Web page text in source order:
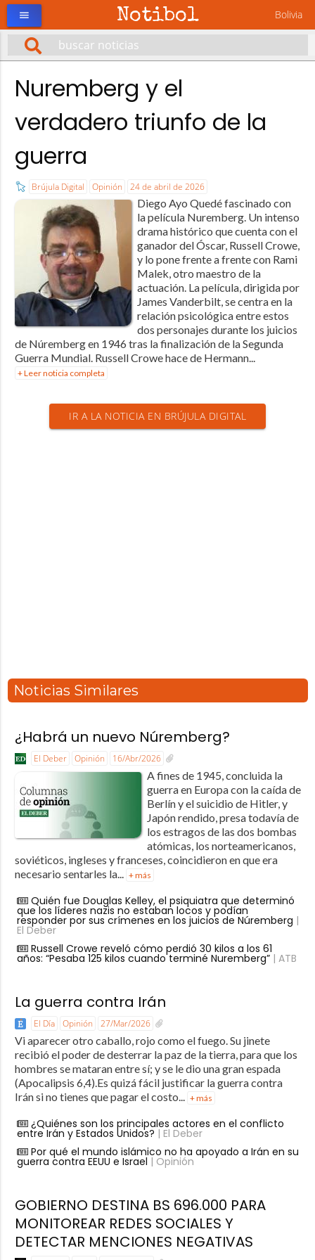
Notibol Bolivia
menu
Nuremberg y el
verdadero triunfo de la
guerra
Brújula Digital Opinión 24 de abril de 2026
Diego Ayo Quedé fascinado con
la película Nuremberg. Un intenso
drama histórico que cuenta con el
ganador del Óscar, Russell Crowe,
y lo pone frente a frente con Rami
Malek, otro maestro de la
actuación. La película, dirigida por
James Vanderbilt, se centra en la
relación psicológica entre estos
dos personajes durante los juicios
de Núremberg en 1946 tras la finalización de la Segunda
Guerra Mundial. Russell Crowe hace de Hermann...
+ Leer noticia completa
IR A LA NOTICIA EN BRÚJULA DIGITAL
Noticias Similares
¿Habrá un nuevo Núremberg?
El Deber Opinión 16/Abr/2026
A fines de 1945, concluida la
guerra en Europa con la caída de
Berlín y el suicidio de Hitler, y
Japón rendido, presa todavía de
los estragos de las dos bombas
atómicas, los norteamericanos,
soviéticos, ingleses y franceses, coincidieron en que era
necesario sentarles la... + más
Quién fue Douglas Kelley, el psiquiatra que determinó
que los líderes nazis no estaban locos y podían
responder por sus crímenes en los juicios de Núremberg |
El Deber
Russell Crowe reveló cómo perdió 30 kilos a los 61
años: “Pesaba 125 kilos cuando terminé Nuremberg”| ATB
La guerra contra Irán
El Día Opinión 27/Mar/2026
Vi aparecer otro caballo, rojo como el fuego. Su jinete
recibió el poder de desterrar la paz de la tierra, para que los
hombres se mataran entre sí; y se le dio una gran espada
(Apocalipsis 6,4).Es quizá fácil justificar la guerra contra
Irán si no tienes que pagar el costo...
+ más
¿Quiénes son los principales actores en el conflicto
entre Irán y Estados Unidos? | El Deber
Por qué el mundo islámico no ha apoyado a Irán en su
guerra contra EEUU e Israel | Opinión
GOBIERNO DESTINA BS 696.000 PARA
MONITOREAR REDES SOCIALES Y
DETECTAR MENCIONES NEGATIVAS